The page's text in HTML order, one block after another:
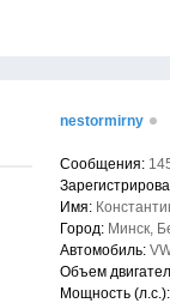
nestormirny
Сообщения:
Имя:
Город: Минск,
Автомобиль:
Объем
Мощность (л.с.):